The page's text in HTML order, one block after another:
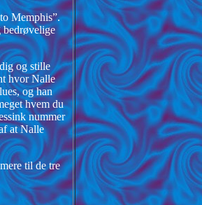
Memphis”.
bedrøvelige
og stille
hvor Nalle
og han
hvem du
nummer
at Nalle
til de tre